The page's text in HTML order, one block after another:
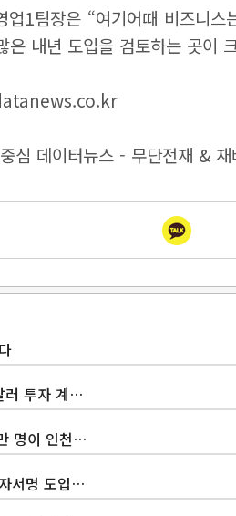
1팀장은 “여기어때 비즈니
은 내년 도입을 검토하는 곳이
심 데이터뉴스 - 무단전재 & 재
러 투자 계…
명이 인천…
서명 도입…